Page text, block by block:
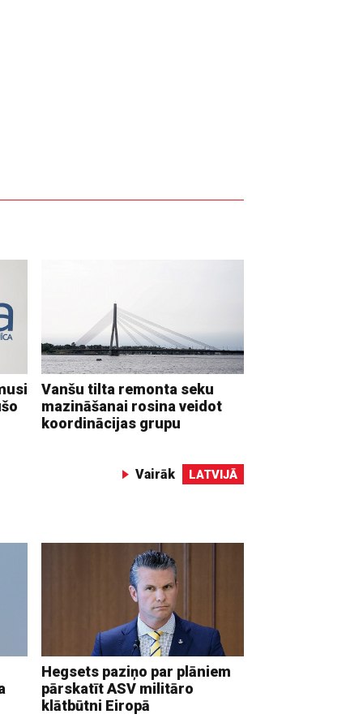
Vanšu tilta remonta seku
mazināšanai rosina veidot
koordinācijas grupu
Vairāk LATVIJĀ
Hegsets paziņo par plāniem
pārskatīt ASV militāro
klātbūtni Eiropā